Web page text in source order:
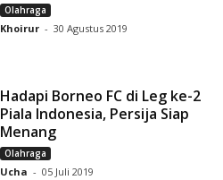
Olahraga
Khoirur - 30 Agustus 2019
Hadapi Borneo FC di Leg ke-2
Piala Indonesia, Persija Siap
Menang
Olahraga
Ucha - 05 Juli 2019